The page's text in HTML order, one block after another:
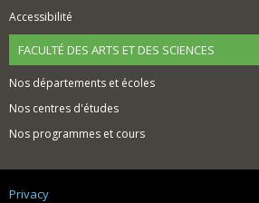
Accessibilité
FACULTÉ DES ARTS ET DES SCIENCES
Nos départements et écoles
Nos centres d'études
Nos programmes et cours
Privacy